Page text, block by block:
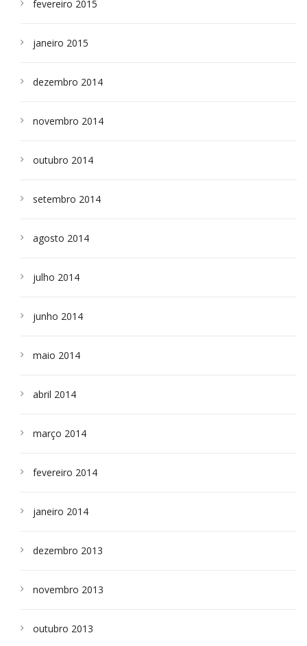
fevereiro 2015
janeiro 2015
dezembro 2014
novembro 2014
outubro 2014
setembro 2014
agosto 2014
julho 2014
junho 2014
maio 2014
abril 2014
março 2014
fevereiro 2014
janeiro 2014
dezembro 2013
novembro 2013
outubro 2013